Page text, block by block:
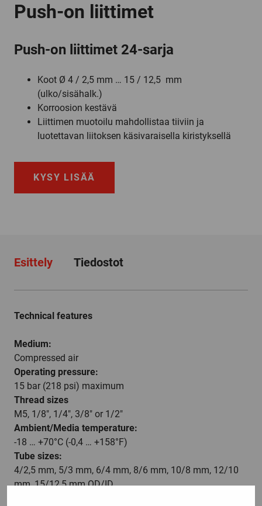
Push-on liittimet
Push-on liittimet 24-sarja
Koot Ø 4 / 2,5 mm … 15 / 12,5 mm
(ulko/sisähalk.)
Korroosion kestävä
Liittimen muotoilu mahdollistaa tiiviin ja
luotettavan liitoksen käsivaraisella kiristyksellä
KYSY LISÄÄ
Esittely Tiedostot
Technical features
Medium:
Compressed air
Operating pressure:
15 bar (218 psi) maximum
Thread sizes
M5, 1/8″, 1/4″, 3/8″ or 1/2″
Ambient/Media temperature:
-18 … +70°C (-0,4 … +158°F)
Tube sizes:
4/2,5 mm, 5/3 mm, 6/4 mm, 8/6 mm, 10/8 mm, 12/10
mm, 15/12,5 mm OD/ID